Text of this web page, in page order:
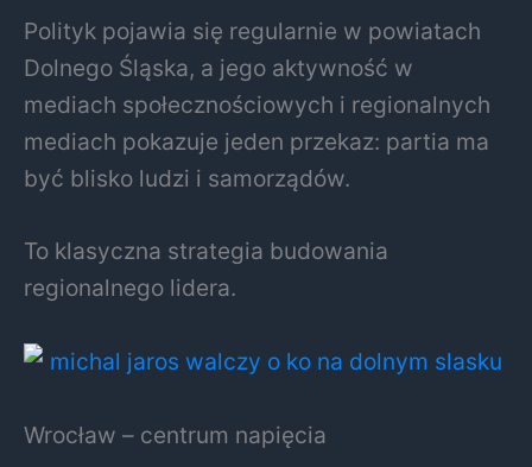
Polityk pojawia się regularnie w powiatach
Dolnego Śląska, a jego aktywność w
mediach społecznościowych i regionalnych
mediach pokazuje jeden przekaz: partia ma
być blisko ludzi i samorządów.
To klasyczna strategia budowania
regionalnego lidera.
Wrocław – centrum napięcia